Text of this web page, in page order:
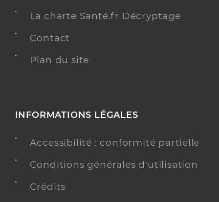
La charte Santé.fr Décryptage
Contact
Plan du site
INFORMATIONS LÉGALES
Accessibilité : conformité partielle
Conditions générales d'utilisation
Crédits